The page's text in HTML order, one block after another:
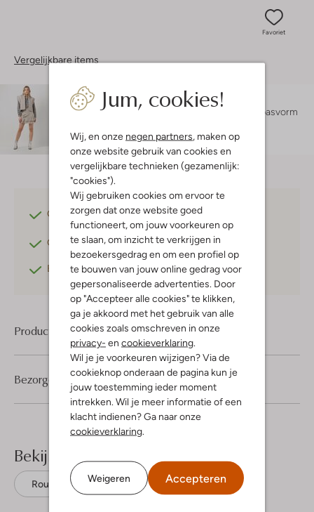
Jum, cookies!
Wij, en onze negen partners, maken op
onze website gebruik van cookies en
vergelijkbare technieken (gezamenlijk:
"cookies").
Wij gebruiken cookies om ervoor te
zorgen dat onze website goed
functioneert, om jouw voorkeuren op
te slaan, om inzicht te verkrijgen in
bezoekersgedrag en om een profiel op
te bouwen van jouw online gedrag voor
gepersonaliseerde advertenties. Door
op "Accepteer alle cookies" te klikken,
ga je akkoord met het gebruik van alle
cookies zoals omschreven in onze
privacy- en cookieverklaring.
Wil je je voorkeuren wijzigen? Via de
cookieknop onderaan de pagina kun je
jouw toestemming ieder moment
intrekken. Wil je meer informatie of een
klacht indienen? Ga naar onze
cookieverklaring.
Weigeren Accepteren
Favoriet
Vergelijkbare items
Maatadvies
Sara is 1 meter 78 lang en draagt maat S.
De pasvorm
Gratis verzendingvanaf €75,-
Gratis retournerenbinnen 30 dagen*
Betaal achterafmet Klarna
Product informatie
Bezorgen & retourneren
Bekijk meer
Rough Studios Katoen